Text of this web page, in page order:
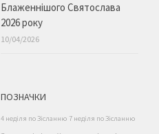
Блаженнішого Святослава
2026 року
10/04/2026
ПОЗНАЧКИ
4 неділя по Зісланню 7 неділя по Зісланню